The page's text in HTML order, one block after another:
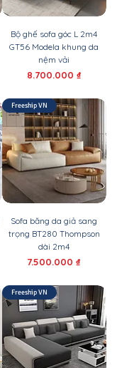
Bộ ghế sofa góc L 2m4
GT56 Modela khung da
nệm vải
Giá
8.700.000 ₫
Freeship VN
Sofa băng da giả sang
trọng BT280 Thompson
dài 2m4
Giá
7.500.000 ₫
Freeship VN